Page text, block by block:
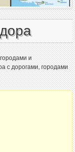
и
с дорогами, городами